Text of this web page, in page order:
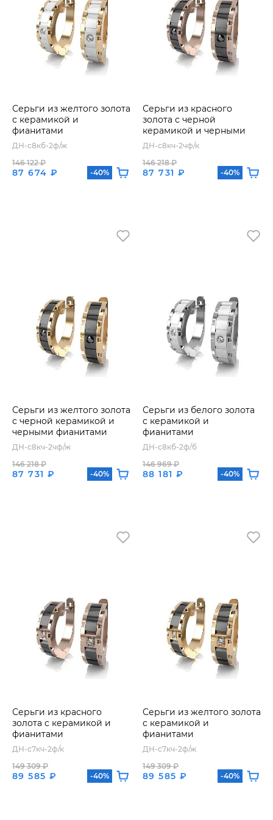
Серьги из желтого золота
с керамикой и
фианитами
ДН-с8кб-2ф/ж
87 674 ₽
146 122 ₽
-40%
Серьги из красного
золота с черной
керамикой и черными
фианитами
ДН-с8кч-2чф/к
87 731 ₽
146 218 ₽
-40%
Серьги из желтого золота
с черной керамикой и
черными фианитами
ДН-с8кч-2чф/ж
87 731 ₽
146 218 ₽
-40%
Серьги из белого золота
с керамикой и
фианитами
ДН-с8кб-2ф/б
88 181 ₽
146 969 ₽
-40%
Серьги из красного
золота с керамикой и
фианитами
ДН-с7кч-2ф/к
89 585 ₽
149 309 ₽
-40%
Серьги из желтого золота
с керамикой и
фианитами
ДН-с7кч-2ф/ж
89 585 ₽
149 309 ₽
-40%